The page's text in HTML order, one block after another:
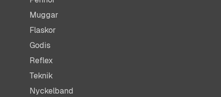
Muggar
Flaskor
Godis
Reflex
Teknik
Nyckelband